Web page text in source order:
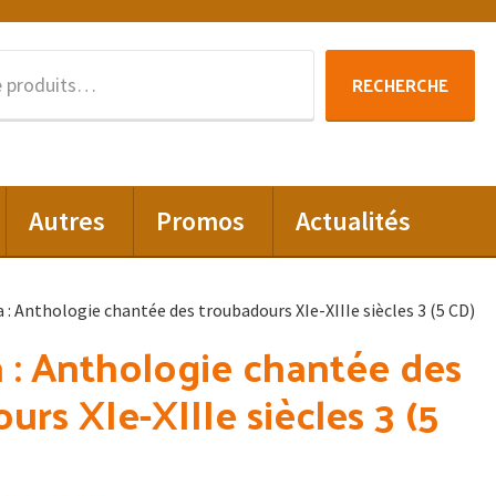
RECHERCHE
Autres Promos Actualités
: Anthologie chantée des troubadours XIe-XIIIe siècles 3 (5 CD)
: Anthologie chantée des
XIe-XIIIe siècles 3 (5